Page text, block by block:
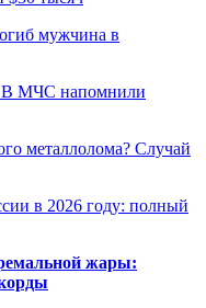
мужчина в
В МЧС напомнили
металлолома? Случай
в 2026 году: полный
жары: